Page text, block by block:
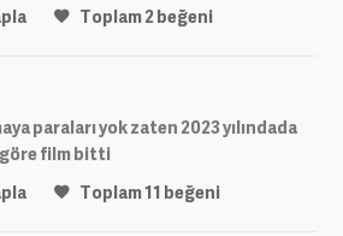
Toplam2 beğeni
paraları yok zaten 2023 yılındada
göre film bitti
Toplam11 beğeni